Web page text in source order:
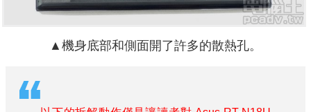
▲機身底部和側面開了許多的散熱孔。